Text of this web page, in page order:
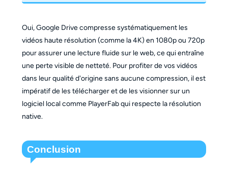
Oui, Google Drive compresse systématiquement les
vidéos haute résolution (comme la 4K) en 1080p ou 720p
pour assurer une lecture fluide sur le web, ce qui entraîne
une perte visible de netteté. Pour profiter de vos vidéos
dans leur qualité d'origine sans aucune compression, il est
impératif de les télécharger et de les visionner sur un
logiciel local comme PlayerFab qui respecte la résolution
native.
Conclusion